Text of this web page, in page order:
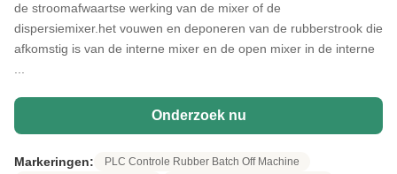
de stroomafwaartse werking van de mixer of de
dispersiemixer.het vouwen en deponeren van de rubberstrook die
afkomstig is van de interne mixer en de open mixer in de interne
Onderzoek nu
Markeringen:
PLC Controle Rubber Batch Off Machine